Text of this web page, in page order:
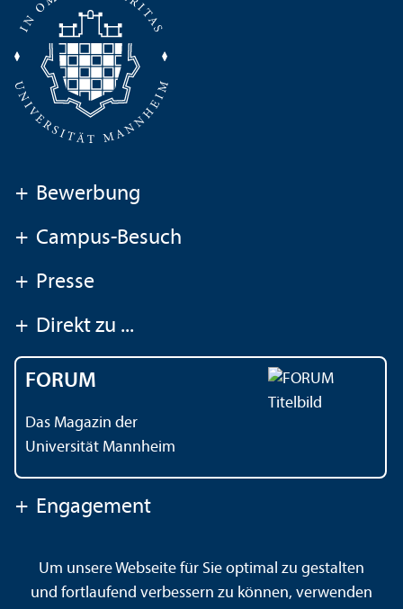
+ Bewerbung
+ Campus-Besuch
+ Presse
+ Direkt zu ...
FORUM
Das Magazin der
Universität Mannheim
+ Engagement
Kontakt Impressum Datenschutz
Barrierefreiheit
Gebärdensprache
Leichte Sprache Sitemap
Um unsere Webseite für Sie optimal zu gestalten
und fortlaufend verbessern zu können, verwenden